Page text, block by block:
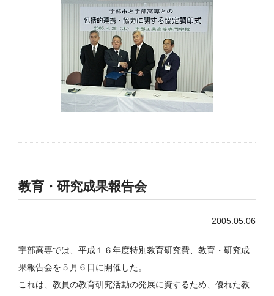
教育・研究成果報告会
2005.05.06
宇部高専では、平成１６年度特別教育研究費、教育・研究成
果報告会を５月６日に開催した。
これは、教員の教育研究活動の発展に資するため、優れた教